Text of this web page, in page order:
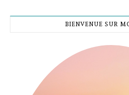
BIENVENUE SUR